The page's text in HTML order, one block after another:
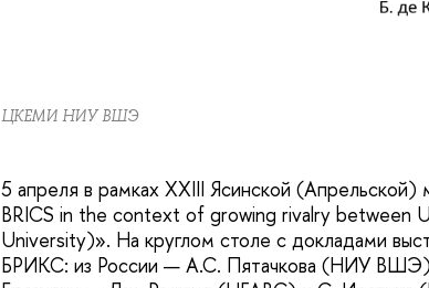
ЦКЕМИ НИУ ВШЭ
5 апреля в рамках XXIII Ясинской
BRICS in the context of growing rivalry between
University)». На круглом столе с докладами
БРИКС: из России — А.С. Пятачкова (НИУ